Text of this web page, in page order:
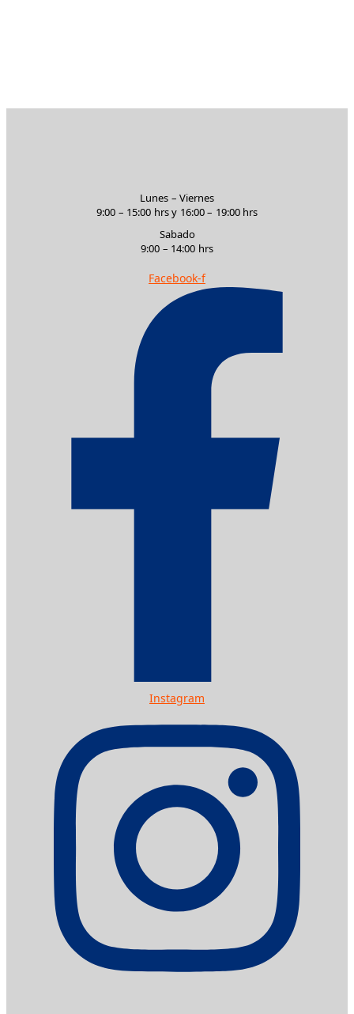
Lunes – Viernes
9:00 – 15:00 hrs y 16:00 – 19:00 hrs
Sabado
9:00 – 14:00 hrs
Facebook-f
Instagram